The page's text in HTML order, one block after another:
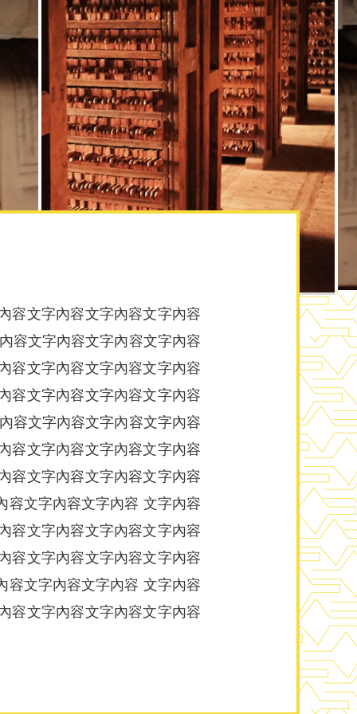
容文字內容文字內容文字內容
容文字內容文字內容文字內容
容文字內容文字內容文字內容
容文字內容文字內容文字內容
容文字內容文字內容文字內容
容文字內容文字內容文字內容
容文字內容文字內容文字內容
容文字內容文字內容 文字內容
容文字內容文字內容文字內容
容文字內容文字內容文字內容
容文字內容文字內容 文字內容
容文字內容文字內容文字內容